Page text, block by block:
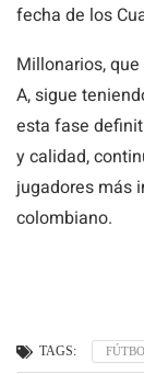
fecha de los
Millonarios,
A, sigue
esta fase
y calidad,
jugadores más
colombiano.
TAGS: